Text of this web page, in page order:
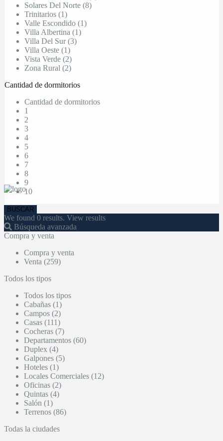
Solares Del Norte (8)
Trinitarios (1)
Valle Escondido (1)
Villa Albertina (1)
Villa Del Sur (3)
Villa Oeste (1)
Vista Verde (2)
Zona Rural (2)
Cantidad de dormitorios
Cantidad de dormitorios
1
2
3
4
5
6
7
8
9
10
We found 0 results. View results
Búsqueda avanzada
Compra y venta
Compra y venta
Venta (259)
Todos los tipos
Todos los tipos
Cabañas (1)
Campos (2)
Casas (111)
Cocheras (7)
Departamentos (60)
Duplex (4)
Galpones (5)
Hoteles (1)
Locales Comerciales (12)
Oficinas (2)
Quintas (4)
Salón (1)
Terrenos (86)
Todas la ciudades